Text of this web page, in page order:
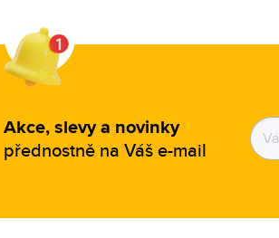
(25)
by Chrono (81)
Hanowa (163)
Akce, slevy a novinky
přednostně na Váš e-mail